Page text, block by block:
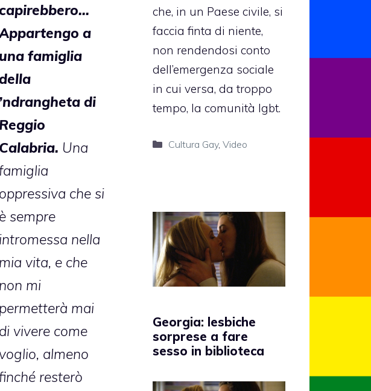
che, in un Paese civile, si
faccia finta di niente,
non rendendosi conto
dell’emergenza sociale
in cui versa, da troppo
tempo, la comunità lgbt.
Categorie
Cultura Gay, Video
a
una famiglia
’ndrangheta di
Reggio
Calabria. Una
oppressiva che si
è sempre
intromessa nella
mia vita, e che
non mi
permetterà mai
di vivere come
voglio, almeno
resterò
Georgia: lesbiche
sorprese a fare
sesso in biblioteca